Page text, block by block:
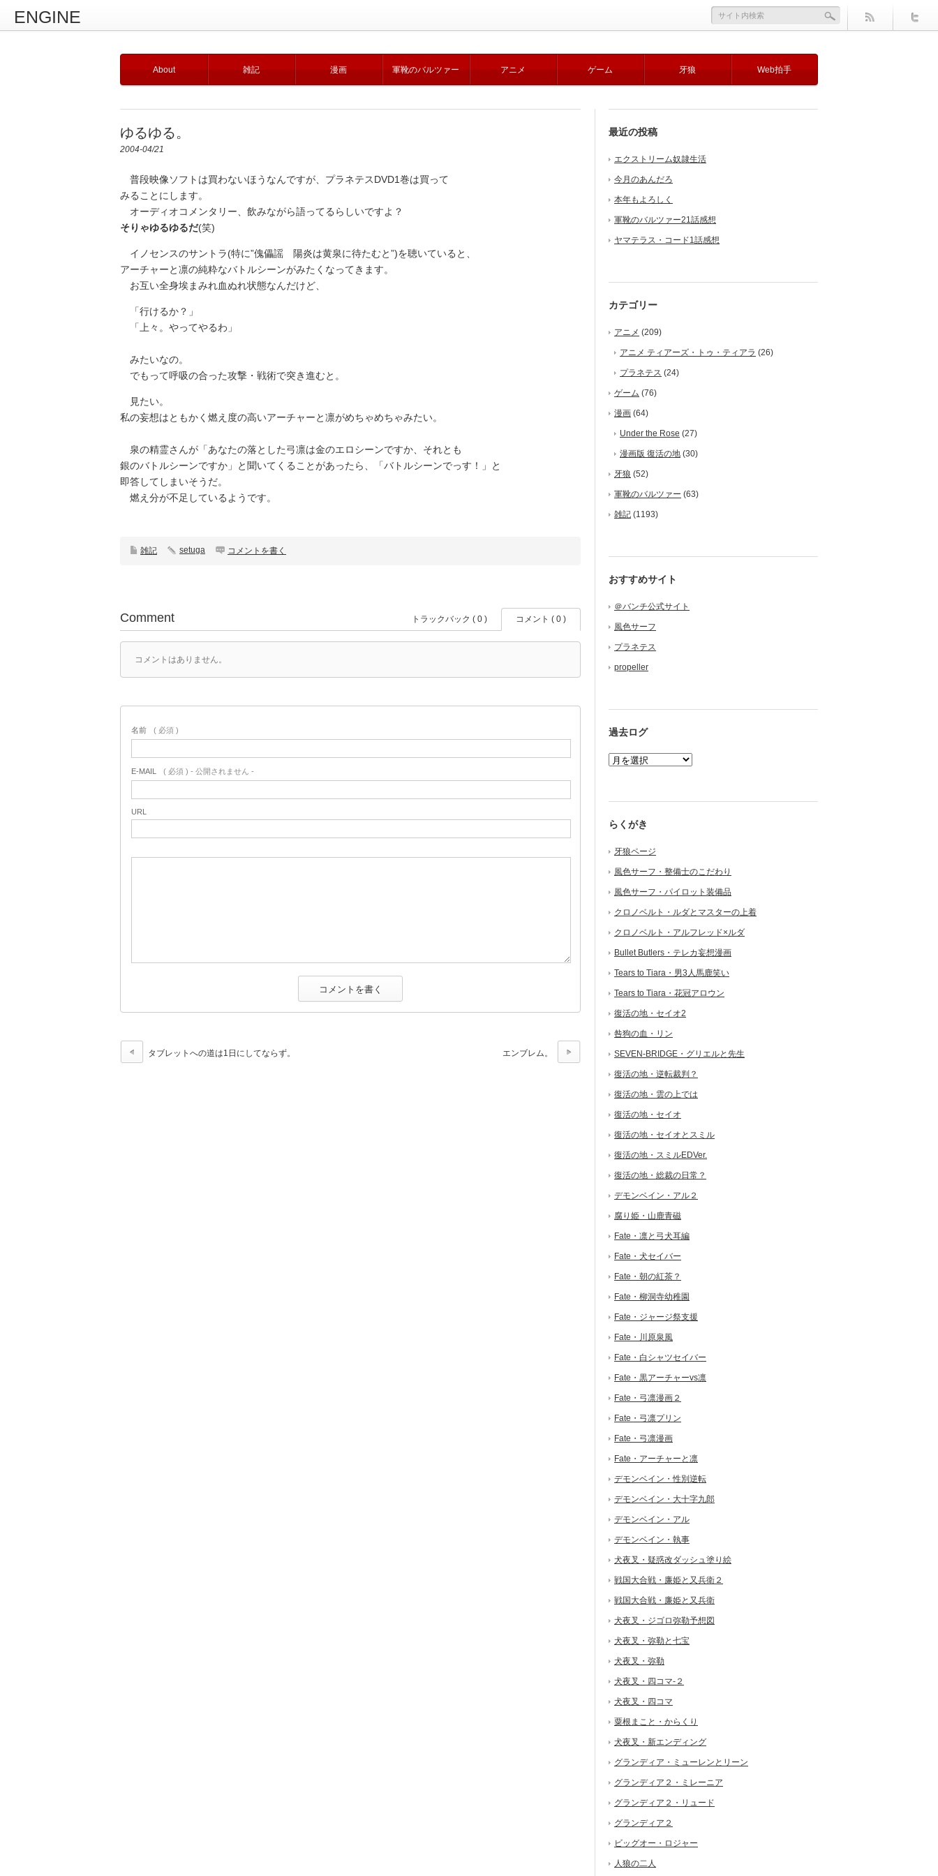
ENGINE
About 雑記 漫画 軍靴のバルツァー アニメ ゲーム 牙狼 Web拍手
ゆるゆる。
2004-04/21
普段映像ソフトは買わないほうなんですが、プラネテスDVD1巻は買って
みることにします。
オーディオコメンタリー、飲みながら語ってるらしいですよ？
そりゃゆるゆるだ(笑)
イノセンスのサントラ(特に”傀儡謡 陽炎は黄泉に待たむと”)を聴いていると、
アーチャーと凛の純粋なバトルシーンがみたくなってきます。
お互い全身埃まみれ血ぬれ状態なんだけど、
「行けるか？」
「上々。やってやるわ」
みたいなの。
でもって呼吸の合った攻撃・戦術で突き進むと。
見たい。
私の妄想はともかく燃え度の高いアーチャーと凛がめちゃめちゃみたい。
泉の精霊さんが「あなたの落とした弓凛は金のエロシーンですか、それとも
銀のバトルシーンですか」と聞いてくることがあったら、「バトルシーンでっす！」と
即答してしまいそうだ。
燃え分が不足しているようです。
雑記 setuga コメントを書く
Comment トラックバック ( 0 ) コメント ( 0 )
コメントはありません。
名前 ( 必須 )
E-MAIL ( 必須 ) - 公開されません -
URL
タブレットへの道は1日にしてならず。 エンブレム。
最近の投稿
エクストリーム奴隷生活
今月のあんだろ
本年もよろしく
軍靴のバルツァー21話感想
ヤマテラス・コード1話感想
カテゴリー
アニメ (209)
アニメ ティアーズ・トゥ・ティアラ (26)
プラネテス (24)
ゲーム (76)
漫画 (64)
Under the Rose (27)
漫画版 復活の地 (30)
牙狼 (52)
軍靴のバルツァー (63)
雑記 (1193)
おすすめサイト
＠バンチ公式サイト
風色サーフ
プラネテス
propeller
過去ログ
らくがき
牙狼ページ
風色サーフ・整備士のこだわり
風色サーフ・パイロット装備品
クロノベルト・ルダとマスターの上着
クロノベルト・アルフレッド×ルダ
Bullet Butlers・テレカ妄想漫画
Tears to Tiara・男3人馬鹿笑い
Tears to Tiara・花冠アロウン
復活の地・セイオ2
咎狗の血・リン
SEVEN-BRIDGE・グリエルと先生
復活の地・逆転裁判？
復活の地・雲の上では
復活の地・セイオ
復活の地・セイオとスミル
復活の地・スミルEDVer.
復活の地・総裁の日常？
デモンベイン・アル２
腐り姫・山鹿青磁
Fate・凛と弓犬耳編
Fate・犬セイバー
Fate・朝の紅茶？
Fate・柳洞寺幼稚園
Fate・ジャージ祭支援
Fate・川原泉風
Fate・白シャツセイバー
Fate・黒アーチャーvs凛
Fate・弓凛漫画２
Fate・弓凛プリン
Fate・弓凛漫画
Fate・アーチャーと凛
デモンベイン・性別逆転
デモンベイン・大十字九郎
デモンベイン・アル
デモンベイン・執事
犬夜叉・疑惑改ダッシュ塗り絵
戦国大合戦・廉姫と又兵衛２
戦国大合戦・廉姫と又兵衛
犬夜叉・ジゴロ弥勒予想図
犬夜叉・弥勒と七宝
犬夜叉・弥勒
犬夜叉・四コマ-２
犬夜叉・四コマ
粟根まこと・からくり
犬夜叉・新エンディング
グランディア・ミューレンとリーン
グランディア２・ミレーニア
グランディア２・リュード
グランディア２
ビッグオー・ロジャー
人狼の二人